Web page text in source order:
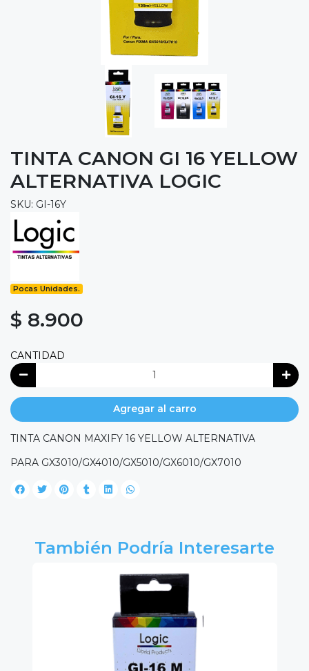
TINTA CANON GI 16 YELLOW
ALTERNATIVA LOGIC
SKU: GI-16Y
Pocas Unidades.
$ 8.900
CANTIDAD
Agregar al carro
TINTA CANON MAXIFY 16 YELLOW ALTERNATIVA
PARA GX3010/GX4010/GX5010/GX6010/GX7010
También Podría Interesarte